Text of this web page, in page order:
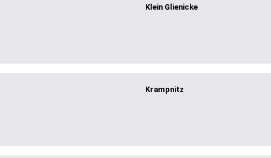
Klein Glienicke
Krampnitz